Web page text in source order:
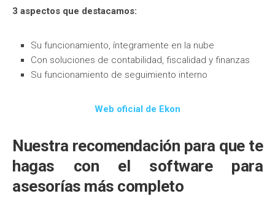
3 aspectos que destacamos:
Su funcionamiento, íntegramente en la nube
Con soluciones de contabilidad, fiscalidad y finanzas
Su funcionamiento de seguimiento interno
Web oficial de Ekon
Nuestra recomendación para que te
hagas con el software para
asesorías más completo